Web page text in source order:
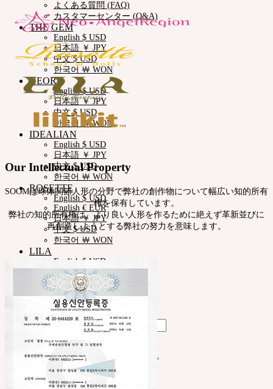
よくある質問 (FAQ)
カスタマーセンター (Q&A)
THE GEM
English $ USD
日本語 ￥ JPY
中文 $ USD
한국어 ￦ WON
NEOR
English $ USD
日本語 ￥ JPY
中文 $ USD
한국어 ￦ WON
IDEALIAN
English $ USD
日本語 ￥ JPY
中文 $ USD
한국어 ￦ WON
ROSETTE
English $ USD
English € EUR
日本語 ￥ JPY
中文 $ USD
한국어 ￦ WON
LILA
English $ USD
English € EUR
日本語 ￥ JPY
中文 $ USD
한국어 ￦ WON
Search
カートに商品がありません。
Cart
Our Intellectual Property
SOOMは球体関節人形の分野で弊社の創作物について幅広い知的所有
権を保有しています。
弊社の知的所有権は、より良い人形を作るために絶えず革新並びに
再創造しようとする弊社の努力を意味します。